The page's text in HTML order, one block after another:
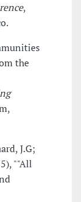
,
the
J.G;
""All